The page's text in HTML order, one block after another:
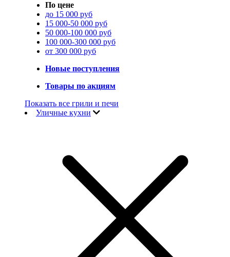
По цене
до 15 000 руб
15 000-50 000 руб
50 000-100 000 руб
100 000-300 000 руб
от 300 000 руб
Новые поступления
Товары по акциям
Показать все грили и печи
Уличные кухни